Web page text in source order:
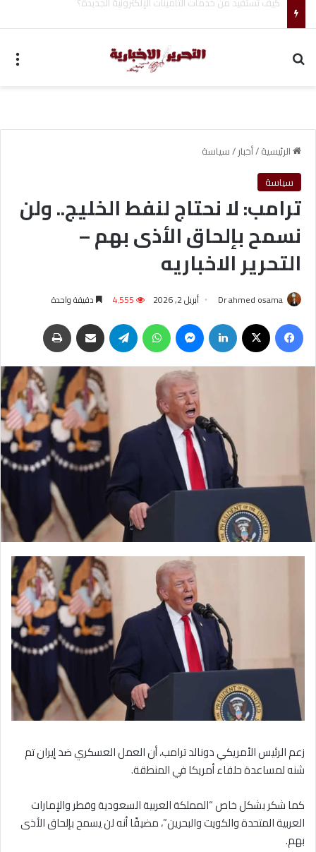
أحمد جابر حسين طه معلم القرآن لغير الناطقين من أسوان
الرئيسية/أخبار/سياسة
سياسة
ترامب: لا نحتاج لنفط الخليج.. ولن
نسمح بإلحاق الأذى بهم –
التحرير الاخباريه
Dr ahmed osama أبريل 2, 2026 4٬555 دقيقة واحدة
زعم الرئيس الأمريكي دونالد ترامب، أن العمل العسكري ضد إيران تم
شنه لمساعدة حلفاء أمريكا في المنطقة.
كما شكر بشكل خاص “المملكة العربية السعودية وقطر والإمارات
العربية المتحدة والكويت والبحرين”، مضيفًا أنه لن يسمح بإلحاق الأذى
بهم.